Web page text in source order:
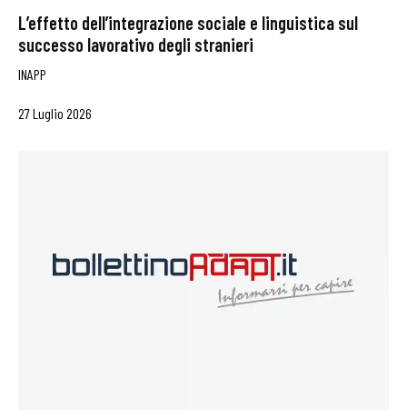
L’effetto dell’integrazione sociale e linguistica sul
successo lavorativo degli stranieri
INAPP
27 Luglio 2026